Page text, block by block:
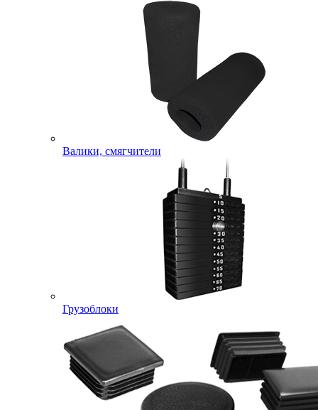
Валики, смягчители
Грузоблоки